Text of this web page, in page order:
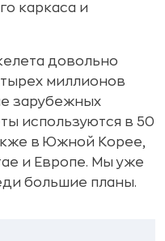
каркаса и
довольно
миллионов
зарубежных
используются в 50
в Южной Корее,
и Европе. Мы уже
большие планы.